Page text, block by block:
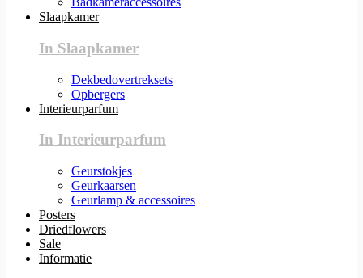
Slaapkamer
In Slaapkamer
Dekbedovertreksets
Opbergers
Interieurparfum
In Interieurparfum
Geurstokjes
Geurkaarsen
Geurlamp & accessoires
Posters
Driedflowers
Sale
Informatie